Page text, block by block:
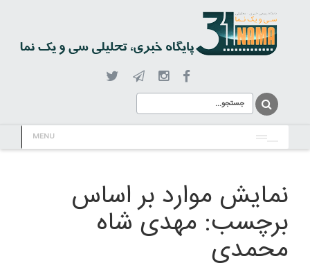
MENU
نمایش موارد بر اساس
برچسب: مهدی شاه
محمدی